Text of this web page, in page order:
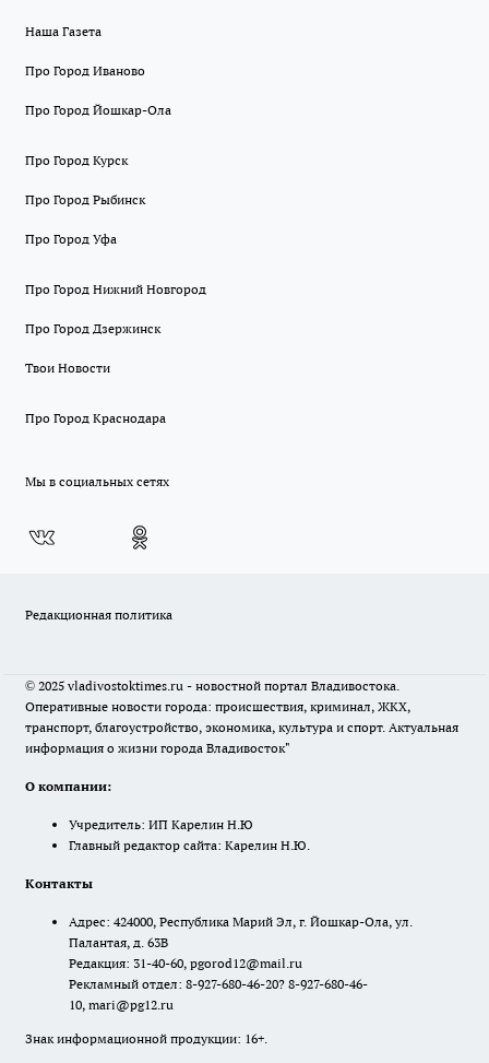
Наша Газета
Про Город Иваново
Про Город Йошкар-Ола
Про Город Курск
Про Город Рыбинск
Про Город Уфа
Про Город Нижний Новгород
Про Город Дзержинск
Твои Новости
Про Город Краснодара
Мы в социальных сетях
Редакционная политика
© 2025 vladivostoktimes.ru - новостной портал Владивостока.
Оперативные новости города: происшествия, криминал, ЖКХ,
транспорт, благоустройство, экономика, культура и спорт. Актуальная
информация о жизни города Владивосток"
О компании:
Учредитель: ИП Карелин Н.Ю
Главный редактор сайта: Карелин Н.Ю.
Контакты
Адрес: 424000, Республика Марий Эл, г. Йошкар-Ола, ул.
Палантая, д. 63В
Редакция: 31-40-60, pgorod12@mail.ru
Рекламный отдел: 8-927-680-46-20? 8-927-680-46-
10, mari@pg12.ru
Знак информационной продукции: 16+.